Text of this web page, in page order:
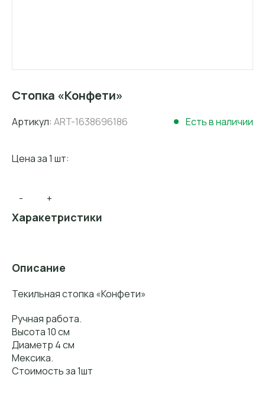
Стопка «Конфети»
Артикул: ART-1638696186 Есть в наличии
Цена за 1 шт:
- +
Харакетристики
Описание
Текильная стопка «Конфети»
Ручная работа.
Высота 10 см
Диаметр 4 см
Мексика.
Стоимость за 1шт